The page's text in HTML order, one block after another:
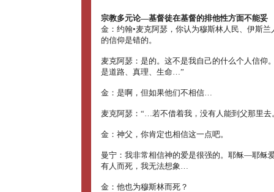
宗教多元论―基督徒在基督的排他性方面不能妥
金：约翰•麦克阿瑟，你认为穆斯林人民、伊斯兰
的信仰是错的。
麦克阿瑟：是的。这不是我自己的什么个人信仰
是道路、真理、生命…”
金：是啊，但如果他们不相信…
麦克阿瑟：“…若不借着我，没有人能到父那里去
金：神父，你肯定也相信这一点吧。
曼宁：我非常相信神的爱是很强的。耶稣―耶稣
有人而死，我无法想象…
金：他也为穆斯林而死？